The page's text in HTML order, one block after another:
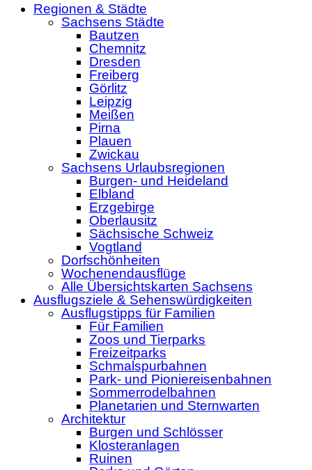
Regionen & Städte
Sachsens Städte
Bautzen
Chemnitz
Dresden
Freiberg
Görlitz
Leipzig
Meißen
Pirna
Plauen
Zwickau
Sachsens Urlaubsregionen
Burgen- und Heideland
Elbland
Erzgebirge
Oberlausitz
Sächsische Schweiz
Vogtland
Dorfschönheiten
Wochenendausflüge
Alle Übersichtskarten Sachsens
Ausflugsziele & Sehenswürdigkeiten
Ausflugstipps für Familien
Für Familien
Zoos und Tierparks
Freizeitparks
Schmalspurbahnen
Park- und Pioniereisenbahnen
Sommerrodelbahnen
Planetarien und Sternwarten
Architektur
Burgen und Schlösser
Klosteranlagen
Ruinen